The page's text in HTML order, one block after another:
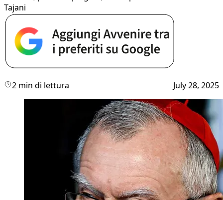
Tajani
2 min di lettura July 28, 2025